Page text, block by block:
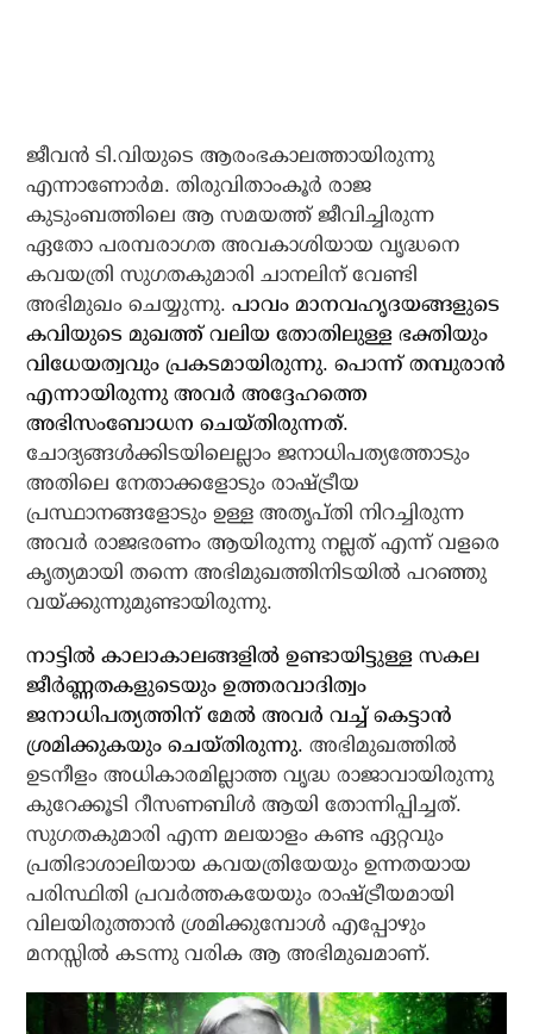
ജീവന്‍ ടി.വിയുടെ ആരംഭകാലത്തായിരുന്നു
എന്നാണോര്‍മ. തിരുവിതാംകൂര്‍ രാജ
കുടുംബത്തിലെ ആ സമയത്ത് ജീവിച്ചിരുന്ന
ഏതോ പരമ്പരാഗത അവകാശിയായ വൃദ്ധനെ
കവയത്രി സുഗതകുമാരി ചാനലിന് വേണ്ടി
അഭിമുഖം ചെയ്യുന്നു.പാവം മാനവഹൃദയങ്ങളുടെ
കവിയുടെ മുഖത്ത് വലിയ തോതിലുള്ള ഭക്തിയും
വിധേയത്വവും പ്രകടമായിരുന്നു. പൊന്ന് തമ്പുരാന്‍
എന്നായിരുന്നു അവര്‍ അദ്ദേഹത്തെ
അഭിസംബോധന ചെയ്തിരുന്നത്.
ചോദ്യങ്ങള്‍ക്കിടയിലെല്ലാം ജനാധിപത്യത്തോടും
അതിലെ നേതാക്കളോടും രാഷ്ട്രീയ
പ്രസ്ഥാനങ്ങളോടും ഉള്ള അതൃപ്തി നിറച്ചിരുന്ന
അവര്‍ രാജഭരണം ആയിരുന്നു നല്ലത് എന്ന് വളരെ
കൃത്യമായി തന്നെ അഭിമുഖത്തിനിടയില്‍ പറഞ്ഞു
വയ്ക്കുന്നുമുണ്ടായിരുന്നു.
നാട്ടില്‍ കാലാകാലങ്ങളില്‍ ഉണ്ടായിട്ടുള്ള സകല
ജീര്‍ണ്ണതകളുടെയും ഉത്തരവാദിത്വം
ജനാധിപത്യത്തിന് മേല്‍ അവര്‍ വച്ച് കെട്ടാന്‍
ശ്രമിക്കുകയും ചെയ്തിരുന്നു. അഭിമുഖത്തില്‍
ഉടനീളം അധികാരമില്ലാത്ത വൃദ്ധ രാജാവായിരുന്നു
കുറേക്കൂടി റീസണബിള്‍ ആയി തോന്നിപ്പിച്ചത്.
സുഗതകുമാരി എന്ന മലയാളം കണ്ട ഏറ്റവും
പ്രതിഭാശാലിയായ കവയത്രിയേയും ഉന്നതയായ
പരിസ്ഥിതി പ്രവര്‍ത്തകയേയും രാഷ്ട്രീയമായി
വിലയിരുത്താന്‍ ശ്രമിക്കുമ്പോള്‍ എപ്പോഴും
മനസ്സില്‍ കടന്നു വരിക ആ അഭിമുഖമാണ്.